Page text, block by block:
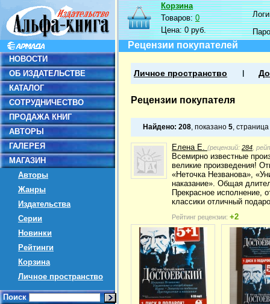
НОВОСТИ
ОБ ИЗДАТЕЛЬСТВЕ
КАТАЛОГ
СОТРУДНИЧЕСТВО
ПРОДАЖА КНИГ
АВТОРЫ
ГАЛЕРЕЯ
МАГАЗИН
Авторы
Жанры
Издательства
Серии
Новинки
Рейтинги
Корзина
Личное пространство
Поиск
Корзина
Товаров:0
Цена:0 руб.
Рецензии покупателей
Личное пространство
Рецензии покупателя
Найдено: 208, показано 5, страница
Елена Е. (рецензий: 284 ,
Всемирно известные
великие произведения!
«Неточка Незванова»,
наказание». Общая
Прекрасное исполнение,
классики отличный
Рейтинг рецензии: +2